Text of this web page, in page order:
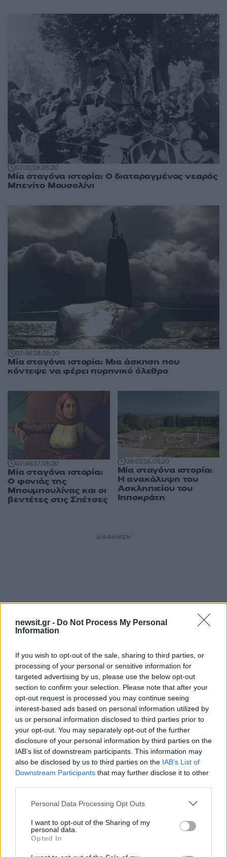
newsit.gr - Do Not Process My Personal
Information
If you wish to opt-out of the sale, sharing to third parties, or
processing of your personal or sensitive information for
targeted advertising by us, please use the below opt-out
section to confirm your selection. Please note that after your
opt-out request is processed you may continue seeing
interest-based ads based on personal information utilized by
us or personal information disclosed to third parties prior to
your opt-out. You may separately opt-out of the further
disclosure of your personal information by third parties on the
IAB’s list of downstream participants. This information may
also be disclosed by us to third parties on the IAB’s List of
Downstream Participants that may further disclose it to other
Please note that this website/app uses one or more Google
not limited to your visit or usage behaviour. You may click to
grant or deny consent to Google and its third-party tags to
use your data for below specified purposes in below Google
consent section.
Personal Data Processing Opt Outs
I want to opt-out of the Sharing of my
personal data.
Opted In
07:3119.05.20
Μία σταγόνα ιστορία: Ο διαταραγμένος νεαρός
Μπενίτο Μουσολίνι
07:4618.05.20
Μία σταγόνα ιστορία: Μια άσκηση που
κόντεψε να φέρει πυρηνικό όλεθρο
07:4617.05.20
Μία σταγόνα ιστορία:
Ο φονιάς της
Μπουμπουλίνας και οι
βεντέτες στις Σπέτσες
08:0216.05.20
Μία σταγόνα ιστορία:
Η ανακάλυψη του
Ασκληπιείου του
Ιπποκράτη
ΔΙΑΦΗΜΙΣΗ